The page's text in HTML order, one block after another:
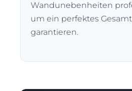
Wandunebenheiten
um ein perfektes
garantieren.